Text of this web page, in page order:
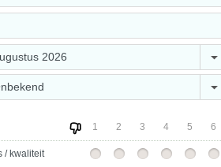
2026
1 2 3 4 5 6
/ kwaliteit